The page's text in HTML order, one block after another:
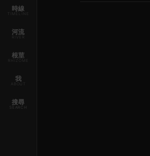
時線
TIMELINE
河流
RIVER
根莖
RHIZOME
我
ABOUT
搜尋
SEARCH